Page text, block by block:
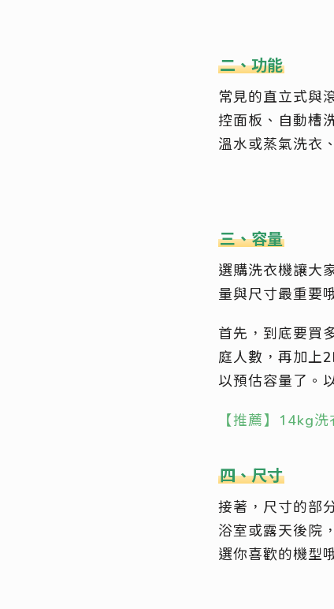
二、功能
常見的直立式與
控面板、自動槽
溫水或蒸氣洗衣
三、容量
選購洗衣機讓大
量與尺寸最重要
首先，到底要買
庭人數，再加上
以預估容量了。
【推薦】14kg
四、尺寸
接著，尺寸的部
浴室或露天後院
選你喜歡的機型